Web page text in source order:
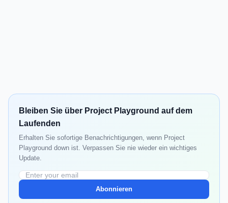
Bleiben Sie über Project Playground auf dem
Laufenden
Erhalten Sie sofortige Benachrichtigungen, wenn Project
Playground down ist. Verpassen Sie nie wieder ein wichtiges
Update.
Abonnieren